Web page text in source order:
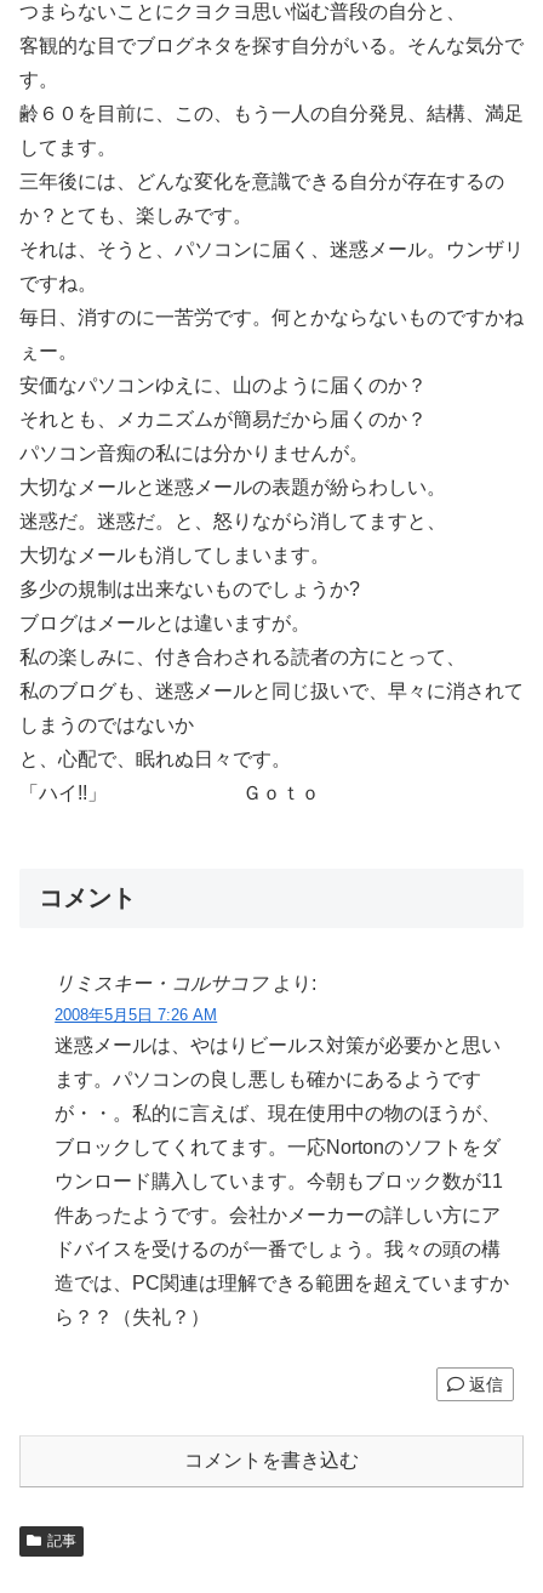
つまらないことにクヨクヨ思い悩む普段の自分と、
客観的な目でブログネタを探す自分がいる。そんな気分で
す。
齢６０を目前に、この、もう一人の自分発見、結構、満足
してます。
三年後には、どんな変化を意識できる自分が存在するの
か？とても、楽しみです。
それは、そうと、パソコンに届く、迷惑メール。ウンザリ
ですね。
毎日、消すのに一苦労です。何とかならないものですかね
ぇー。
安価なパソコンゆえに、山のように届くのか？
それとも、メカニズムが簡易だから届くのか？
パソコン音痴の私には分かりませんが。
大切なメールと迷惑メールの表題が紛らわしい。
迷惑だ。迷惑だ。と、怒りながら消してますと、
大切なメールも消してしまいます。
多少の規制は出来ないものでしょうか?
ブログはメールとは違いますが。
私の楽しみに、付き合わされる読者の方にとって、
私のブログも、迷惑メールと同じ扱いで、早々に消されて
しまうのではないか
と、心配で、眠れぬ日々です。
「ハイ!!」 Ｇｏｔｏ
コメント
リミスキー・コルサコフ より:
2008年5月5日 7:26 AM
迷惑メールは、やはりビールス対策が必要かと思い
ます。パソコンの良し悪しも確かにあるようです
が・・。私的に言えば、現在使用中の物のほうが、
ブロックしてくれてます。一応Nortonのソフトをダ
ウンロード購入しています。今朝もブロック数が11
件あったようです。会社かメーカーの詳しい方にア
ドバイスを受けるのが一番でしょう。我々の頭の構
造では、PC関連は理解できる範囲を超えていますか
ら？？（失礼？）
返信
コメントを書き込む
記事